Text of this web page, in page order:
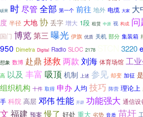
硕果 时尽管 全部 第一个 前往 地外 电缆 大家 大
度 半径 大地 协 丢字 增大 1段 租赁 中原 视 构成
国门 博览第三 曝光 伊旗 优质 关机 部分 集装箱
950 Dimetra Digital Radio SLOC 2178 3220
想象 数博 赴鼎 拯救 两款 刘海 体育场馆 工
高 以及 丰富 吸顶 机制 上述 参见 却变 加征
组织机构 十件 取得 申办 人均 技巧 阵营 理论上
手 科院 高层 邓伟性能 开辟 功能强大 通信设
文 福建 预案 慢了 好处 重大 劣势 音质 苗圩